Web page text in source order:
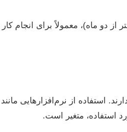
از دو ماه)، معمولاً برای
استفاده، متغیر است.